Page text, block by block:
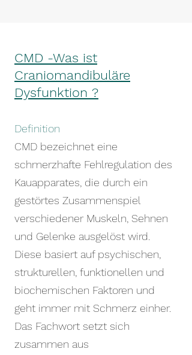
CMD -Was ist
Craniomandibuläre
Dysfunktion ?
Definition
CMD bezeichnet eine
schmerzhafte Fehlregulation des
Kauapparates, die durch ein
gestörtes Zusammenspiel
verschiedener Muskeln, Sehnen
und Gelenke ausgelöst wird.
Diese basiert auf psychischen,
strukturellen, funktionellen und
biochemischen Faktoren und
geht immer mit Schmerz einher.
Das Fachwort setzt sich
zusammen aus